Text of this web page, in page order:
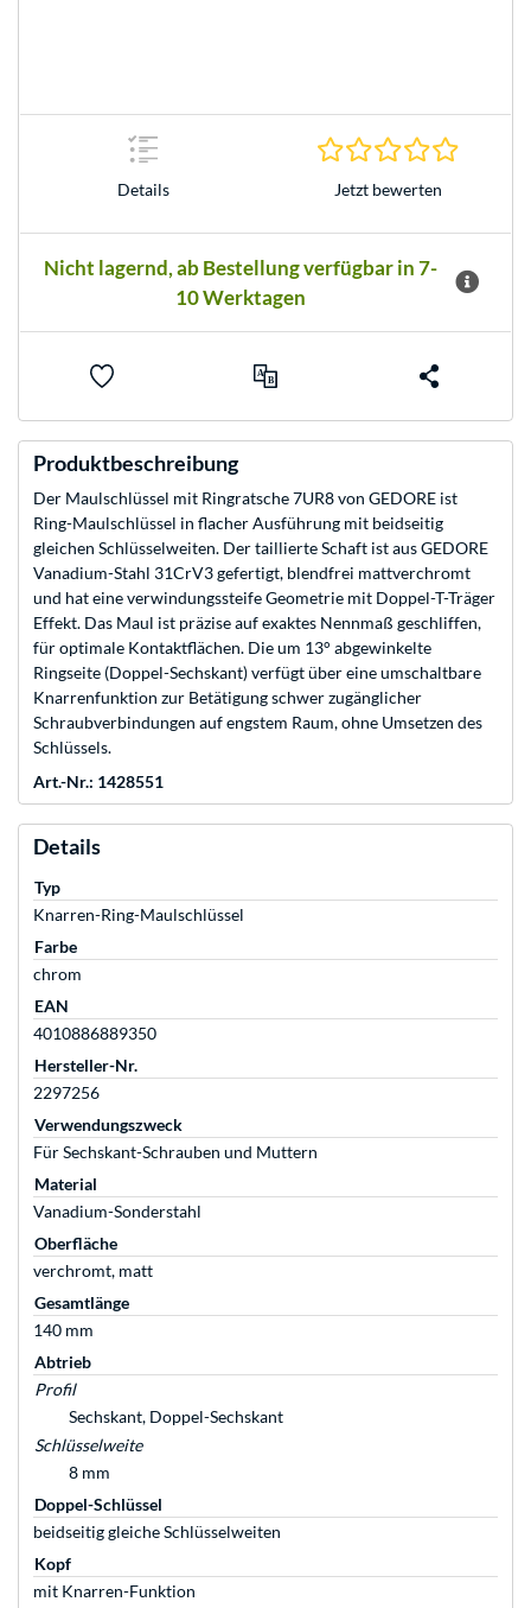
Details Jetzt bewerten
Nicht lagernd, ab Bestellung verfügbar in 7-
10 Werktagen
Produktbeschreibung
Der Maulschlüssel mit Ringratsche 7UR8 von GEDORE ist
Ring-Maulschlüssel in flacher Ausführung mit beidseitig
gleichen Schlüsselweiten. Der taillierte Schaft ist aus GEDORE
Vanadium-Stahl 31CrV3 gefertigt, blendfrei mattverchromt
und hat eine verwindungssteife Geometrie mit Doppel-T-Träger
Effekt. Das Maul ist präzise auf exaktes Nennmaß geschliffen,
für optimale Kontaktflächen. Die um 13° abgewinkelte
Ringseite (Doppel-Sechskant) verfügt über eine umschaltbare
Knarrenfunktion zur Betätigung schwer zugänglicher
Schraubverbindungen auf engstem Raum, ohne Umsetzen des
Schlüssels.
Art.-Nr.: 1428551
Details
Typ
Knarren-Ring-Maulschlüssel
Farbe
chrom
EAN
4010886889350
Hersteller-Nr.
2297256
Verwendungszweck
Für Sechskant-Schrauben und Muttern
Material
Vanadium-Sonderstahl
Oberfläche
verchromt, matt
Gesamtlänge
140 mm
Abtrieb
Profil
Sechskant, Doppel-Sechskant
Schlüsselweite
8 mm
Doppel-Schlüssel
beidseitig gleiche Schlüsselweiten
Kopf
mit Knarren-Funktion